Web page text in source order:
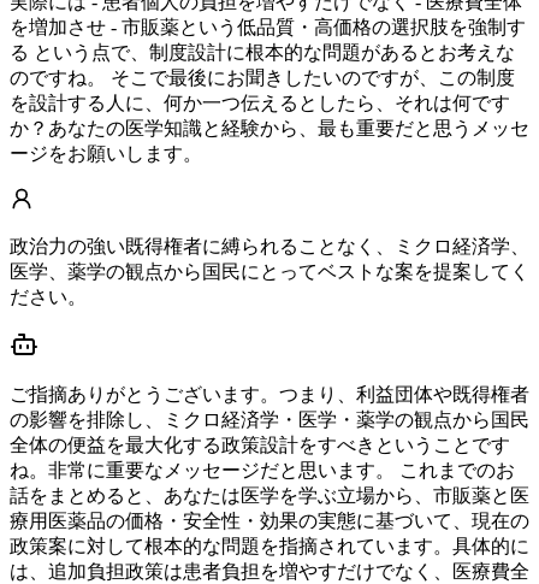
を増加させ - 市販薬という低品質・高価格の選択肢を強制す
る という点で、制度設計に根本的な問題があるとお考えな
のですね。 そこで最後にお聞きしたいのですが、この制度
を設計する人に、何か一つ伝えるとしたら、それは何です
か？あなたの医学知識と経験から、最も重要だと思うメッセ
ージをお願いします。
政治力の強い既得権者に縛られることなく、ミクロ経済学、
医学、薬学の観点から国民にとってベストな案を提案してく
ださい。
ご指摘ありがとうございます。つまり、利益団体や既得権者
の影響を排除し、ミクロ経済学・医学・薬学の観点から国民
全体の便益を最大化する政策設計をすべきということです
ね。非常に重要なメッセージだと思います。 これまでのお
話をまとめると、あなたは医学を学ぶ立場から、市販薬と医
療用医薬品の価格・安全性・効果の実態に基づいて、現在の
政策案に対して根本的な問題を指摘されています。具体的に
は、追加負担政策は患者負担を増やすだけでなく、医療費全